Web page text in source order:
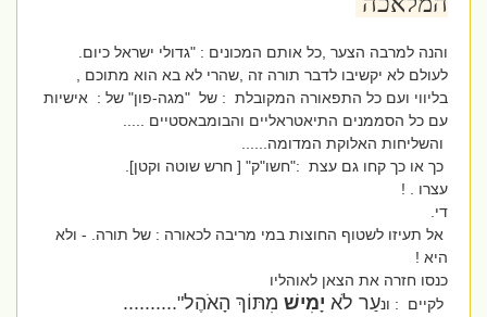
והנה למרבה הצער ,כל אותם המכונים : "גדולי ישראל כיום.
לעולם לא יקשיבו לדבר תורה זה ,שהרי לא בא הוא מתוכם ,
בליווי ועם כל התפאורה המקובלת : של "מגה-פון" של : אישיות
עם כל הסממנים התיאטראליים והבומבאסטיים .....
והשליחות האלוקת המדומה......
כך או כך קחו גם עצת :"חשו"ק" [ חרש שוטה וקטן].
עצרו . !
די.
אל תעיזו לשטוף החוצות במי מריבה לכאורה : של תורה. - ולא
היא !
כנסו חזרה את הצאן לאוהליו
לקיים : ונעַר לֹאיָמִישׁמִתּוֹךְ הָאֹהֶל"..........